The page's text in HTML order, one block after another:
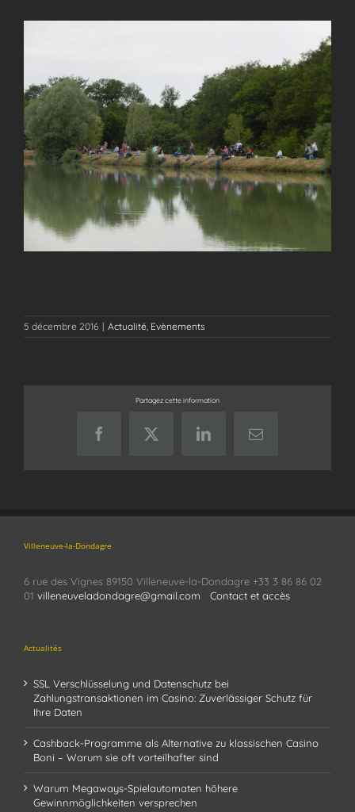
5 décembre 2016 | Actualité Evènements
Partagez cette information
FacebookX LinkedInEmail
Villeneuve-la-Dondagre
6 rue des Vignes 89150 Villeneuve-la-Dondagre +33 3 86 86 02
01 villeneuveladondagre@gmail.com Contact et accès
Actualités
SSL Verschlüsselung und Datenschutz bei
Zahlungstransaktionen im Casino: Zuverlässiger Schutz für
Ihre Daten
Cashback-Programme als Alternative zu klassischen Casino
Boni – Warum sie oft vorteilhafter sind
Warum Megaways-Spielautomaten höhere
Gewinnmöglichkeiten versprechen